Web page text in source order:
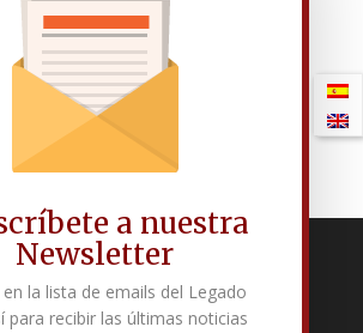
escritor.
Calle Mariana Pineda s/n. E-18009 –
a nuestra
Newsletter
en la lista de emails del Legado
para recibir las últimas noticias